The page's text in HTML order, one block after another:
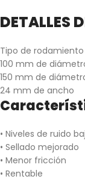
DETALLES
Tipo de
100 mm de
150 mm de
24 mm de ancho
• Niveles de ruido
• Sellado mejorado
• Menor fricción
• Rentable